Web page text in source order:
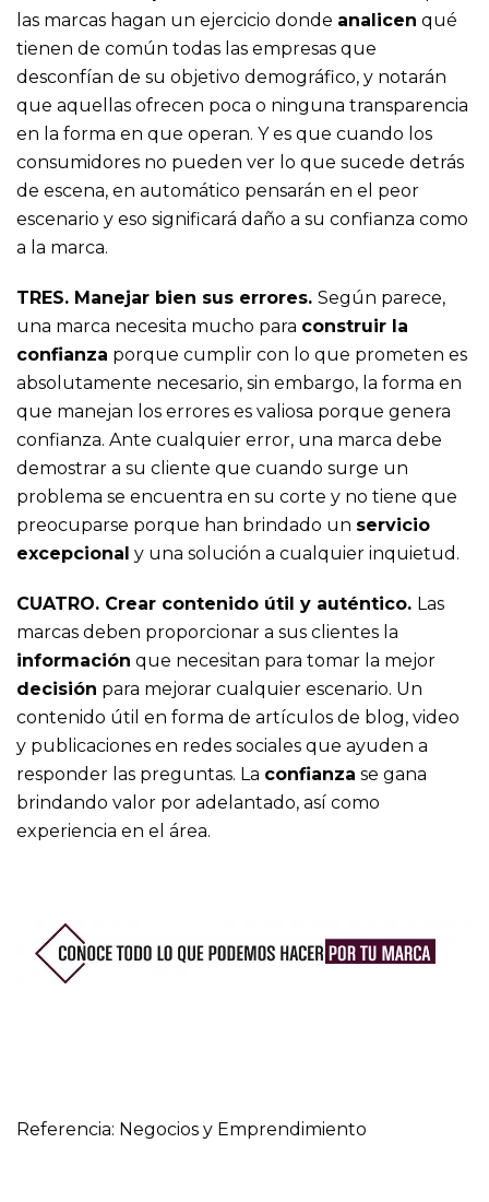
las marcas hagan un ejercicio donde analicen qué
tienen de común todas las empresas que
desconfían de su objetivo demográfico, y notarán
que aquellas ofrecen poca o ninguna transparencia
en la forma en que operan. Y es que cuando los
consumidores no pueden ver lo que sucede detrás
de escena, en automático pensarán en el peor
escenario y eso significará daño a su confianza como
a la marca.
TRES. Manejar bien sus errores. Según parece,
una marca necesita mucho para construir la
confianza porque cumplir con lo que prometen es
absolutamente necesario, sin embargo, la forma en
que manejan los errores es valiosa porque genera
confianza. Ante cualquier error, una marca debe
demostrar a su cliente que cuando surge un
problema se encuentra en su corte y no tiene que
preocuparse porque han brindado un servicio
excepcional y una solución a cualquier inquietud.
CUATRO. Crear contenido útil y auténtico. Las
marcas deben proporcionar a sus clientes la
información que necesitan para tomar la mejor
decisión para mejorar cualquier escenario. Un
contenido útil en forma de artículos de blog, video
y publicaciones en redes sociales que ayuden a
responder las preguntas. La confianza se gana
brindando valor por adelantado, así como
experiencia en el área.
Referencia: Negocios y Emprendimiento